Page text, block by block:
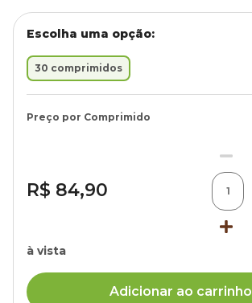
Escolha uma opção:
30 comprimidos
Preço por Comprimido
R$ 84,90 1
à vista
Adicionar ao carrinho